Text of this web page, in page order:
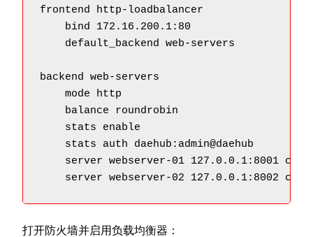
frontend http-loadbalancer
    bind 172.16.200.1:80
    default_backend web-servers
backend web-servers
    mode http
    balance roundrobin
    stats enable
    stats auth daehub:admin@daehub
server webserver-01 127.0.0.1:8001
server webserver-02 127.0.0.1:8002
打开防火墙并启用负载均衡器：